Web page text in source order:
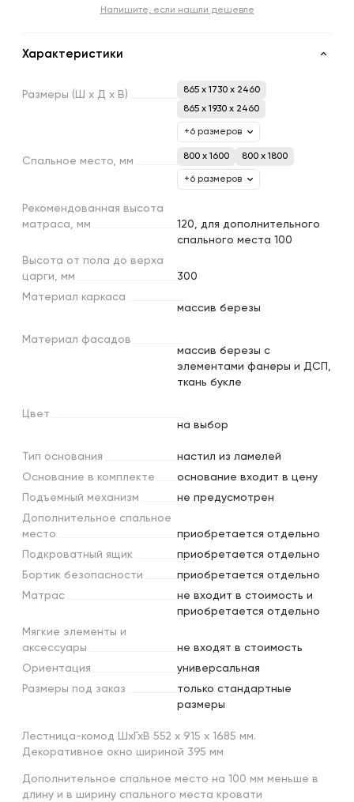
Напишите, если нашли дешевле
Характеристики
Размеры (Ш х Д х В)
865 x 1730 x 2460
865 x 1930 x 2460
+6 размеров
Спальное место, мм 800 х 1600 800 х 1800
+6 размеров
Рекомендованная высота
матраса, мм
120, для дополнительного
спального места 100
Высота от пола до верха
царги, мм
300
Материал каркаса
массив березы
Материал фасадов
массив березы с
элементами фанеры и ДСП,
ткань букле
Цвет
на выбор
Тип основания
настил из ламелей
Основание в комплекте
основание входит в цену
Подъемный механизм
не предусмотрен
Дополнительное спальное
место
приобретается отдельно
Подкроватный ящик
приобретается отдельно
Бортик безопасности
приобретается отдельно
Матрас
не входит в стоимость и
приобретается отдельно
Мягкие элементы и
аксессуары
не входят в стоимость
Ориентация
универсальная
Размеры под заказ
только стандартные
размеры
Лестница-комод ШхГхВ 552 х 915 х 1685 мм.
Декоративное окно шириной 395 мм
Дополнительное спальное место на 100 мм меньше в
длину и в ширину спального места кровати